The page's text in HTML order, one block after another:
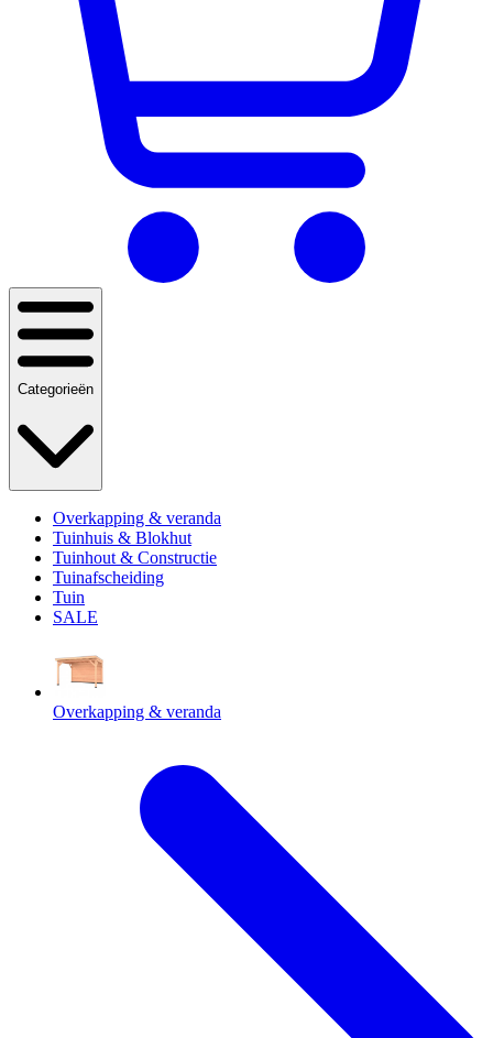
Categorieën
Overkapping & veranda
Tuinhuis & Blokhut
Tuinhout & Constructie
Tuinafscheiding
Tuin
SALE
Overkapping & veranda